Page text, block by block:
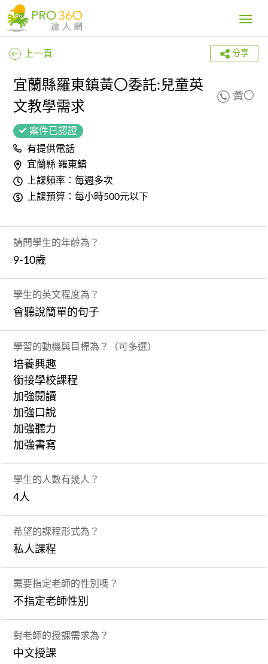
Toggle
上一頁 分享
宜蘭縣羅東鎮黃〇委託:兒童英
文教學需求
黃〇
案件已認證
有提供電話
宜蘭縣 羅東鎮
上課頻率：每週多次
上課預算：每小時500元以下
請問學生的年齡為？
9-10歲
學生的英文程度為？
會聽說簡單的句子
學習的動機與目標為？（可多選）
培養興趣
銜接學校課程
加強閱讀
加強口說
加強聽力
加強書寫
學生的人數有幾人？
4人
希望的課程形式為？
私人課程
需要指定老師的性別嗎？
不指定老師性別
對老師的授課需求為？
中文授課